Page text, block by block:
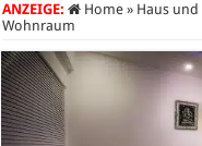
ANZEIGE: Home » Haus und
Wohnraum